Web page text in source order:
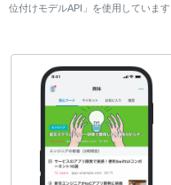
位付けモデルAPI」を使用しています